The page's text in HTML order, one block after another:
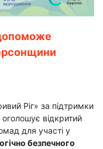
Ріг» за підтримки
відкритий
для участі у
безпечного